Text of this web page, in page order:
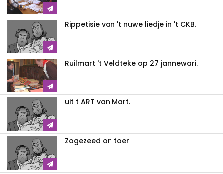
Rippetisie van 't nuwe liedje in 't CKB.
Ruilmart 't Veldteke op 27 jannewari.
uit t ART van Mart.
Zogezeed on toer